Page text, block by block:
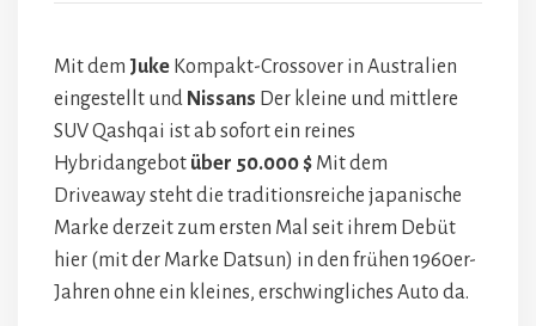
Mit dem Juke Kompakt-Crossover in Australien
eingestellt und Nissans Der kleine und mittlere
SUV Qashqai ist ab sofort ein reines
Hybridangebot über 50.000 $ Mit dem
Driveaway steht die traditionsreiche japanische
Marke derzeit zum ersten Mal seit ihrem Debüt
hier (mit der Marke Datsun) in den frühen 1960er-
Jahren ohne ein kleines, erschwingliches Auto da.